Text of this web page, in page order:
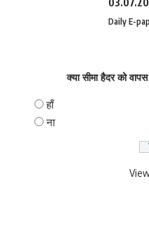
Daily E-
क्या सीमा हैदर को
हाँ
ना